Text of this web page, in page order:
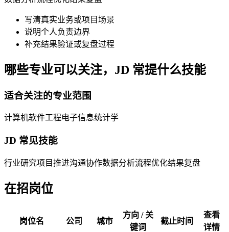
写清真实业务或项目场景
说明个人负责边界
补充结果验证或复盘过程
哪些专业可以关注，JD 常提什么技能
适合关注的专业范围
计算机软件工程电子信息统计学
JD 常见技能
行业研究项目推进沟通协作数据分析流程优化结果复盘
在招岗位
岗位名 公司 城市
方向 / 关
键词
截止时间
查看
详情